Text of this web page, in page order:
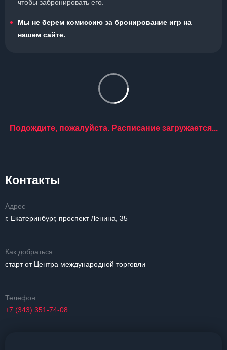
чтобы забронировать его.
Мы не берем комиссию за бронирование игр на
нашем сайте.
Подождите, пожалуйста. Расписание загружается...
Контакты
Адрес
г. Екатеринбург, проспект Ленина, 35
Как добраться
старт от Центра международной торговли
Телефон
+7 (343) 351-74-08